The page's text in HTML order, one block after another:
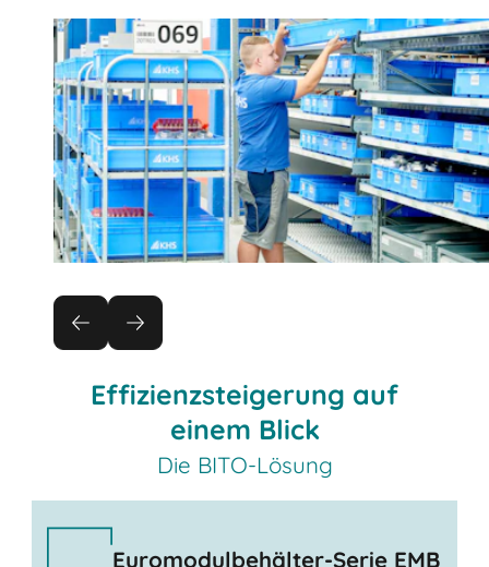
Effizienzsteigerung auf
einem Blick
Die BITO-Lösung
Euromodulbehälter-Serie EMB